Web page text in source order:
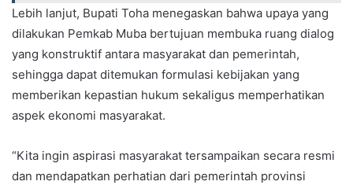
Lebih lanjut, Bupati Toha menegaskan bahwa upaya yang
dilakukan Pemkab Muba bertujuan membuka ruang dialog
yang konstruktif antara masyarakat dan pemerintah,
sehingga dapat ditemukan formulasi kebijakan yang
memberikan kepastian hukum sekaligus memperhatikan
aspek ekonomi masyarakat.
“Kita ingin aspirasi masyarakat tersampaikan secara resmi
dan mendapatkan perhatian dari pemerintah provinsi